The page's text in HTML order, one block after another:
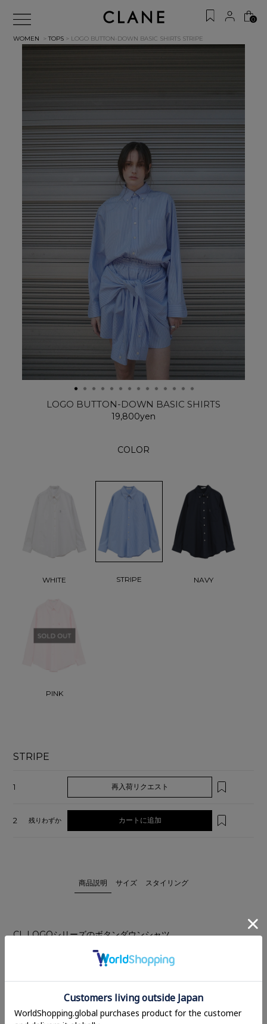
0
WOMEN >TOPS > LOGO BUTTON-DOWN BASIC SHIRTS STRIPE
LOGO BUTTON-DOWN BASIC SHIRTS
19,800yen
COLOR
WHITE STRIPE NAVY
PINK
STRIPE
1 再入荷リクエスト
2 残りわずか カートに追加
商品説明 サイズ スタイリング
CL LOGOシリーズのボタンダウンシャツ。
メンズシャツのディテールを取り入れ、少しオーバーなシルエ
ットに仕上げ、運針は細かく上品に。
内側には肩からショルダー紐を付けているので、手で持たずに
肩にかけることができます。台襟下にはサングラスやメガネを
掛けられるタブを付け、左胸ポケットには配色刺繍を施し、細